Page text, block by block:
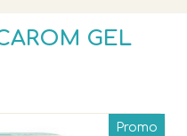
GEL
Promo